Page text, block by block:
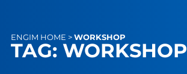
ENGIM HOME > WORKSHOP
TAG: WORKSHOP